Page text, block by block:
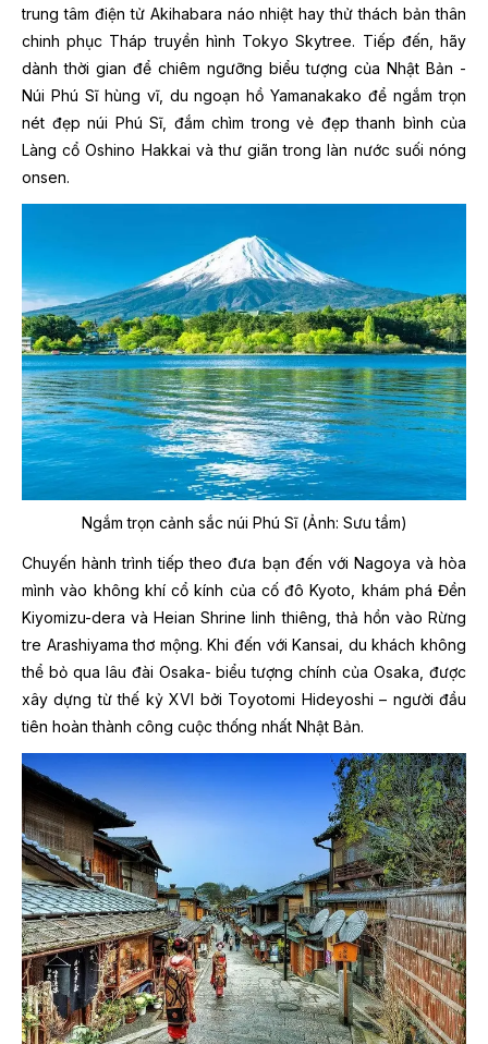
trung tâm điện tử Akihabara náo nhiệt hay thử thách bản thân
chinh phục Tháp truyền hình Tokyo Skytree. Tiếp đến, hãy
dành thời gian để chiêm ngưỡng biểu tượng của Nhật Bản -
Núi Phú Sĩ hùng vĩ, du ngoạn hồ Yamanakako để ngắm trọn
nét đẹp núi Phú Sĩ, đắm chìm trong vẻ đẹp thanh bình của
Làng cổ Oshino Hakkai và thư giãn trong làn nước suối nóng
onsen.
Ngắm trọn cảnh sắc núi Phú Sĩ (Ảnh: Sưu tầm)
Chuyến hành trình tiếp theo đưa bạn đến với Nagoya và hòa
mình vào không khí cổ kính của cố đô Kyoto, khám phá Đền
Kiyomizu-dera và Heian Shrine linh thiêng, thả hồn vào Rừng
tre Arashiyama thơ mộng. Khi đến với Kansai, du khách không
thể bỏ qua lâu đài Osaka- biểu tượng chính của Osaka, được
xây dựng từ thế kỷ XVI bởi Toyotomi Hideyoshi – người đầu
tiên hoàn thành công cuộc thống nhất Nhật Bản.